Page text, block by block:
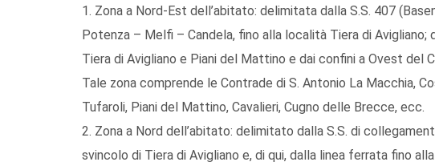
1. Zona a Nord-Est dell’abitato: delimitata dalla S.S. 407
Potenza – Melfi – Candela, fino alla località Tiera di
Tiera di Avigliano e Piani del Mattino e dai confini a Ovest del
Tale zona comprende le Contrade di S. Antonio La Macchia,
Tufaroli, Piani del Mattino, Cavalieri, Cugno delle Brecce, ecc.
2. Zona a Nord dell’abitato: delimitato dalla S.S. di
svincolo di Tiera di Avigliano e, di qui, dalla linea ferrata fino